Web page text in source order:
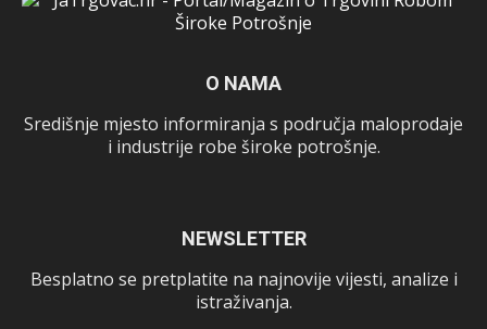
O NAMA
Središnje mjesto informiranja s područja maloprodaje
i industrije robe široke potrošnje.
NEWSLETTER
Besplatno se pretplatite na najnovije vijesti, analize i
istraživanja.